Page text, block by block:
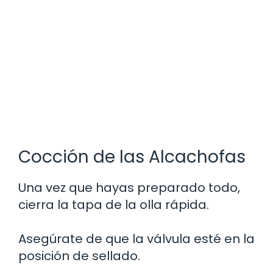
Cocción de las Alcachofas
Una vez que hayas preparado todo,
cierra la tapa de la olla rápida.
Asegúrate de que la válvula esté en la
posición de sellado.